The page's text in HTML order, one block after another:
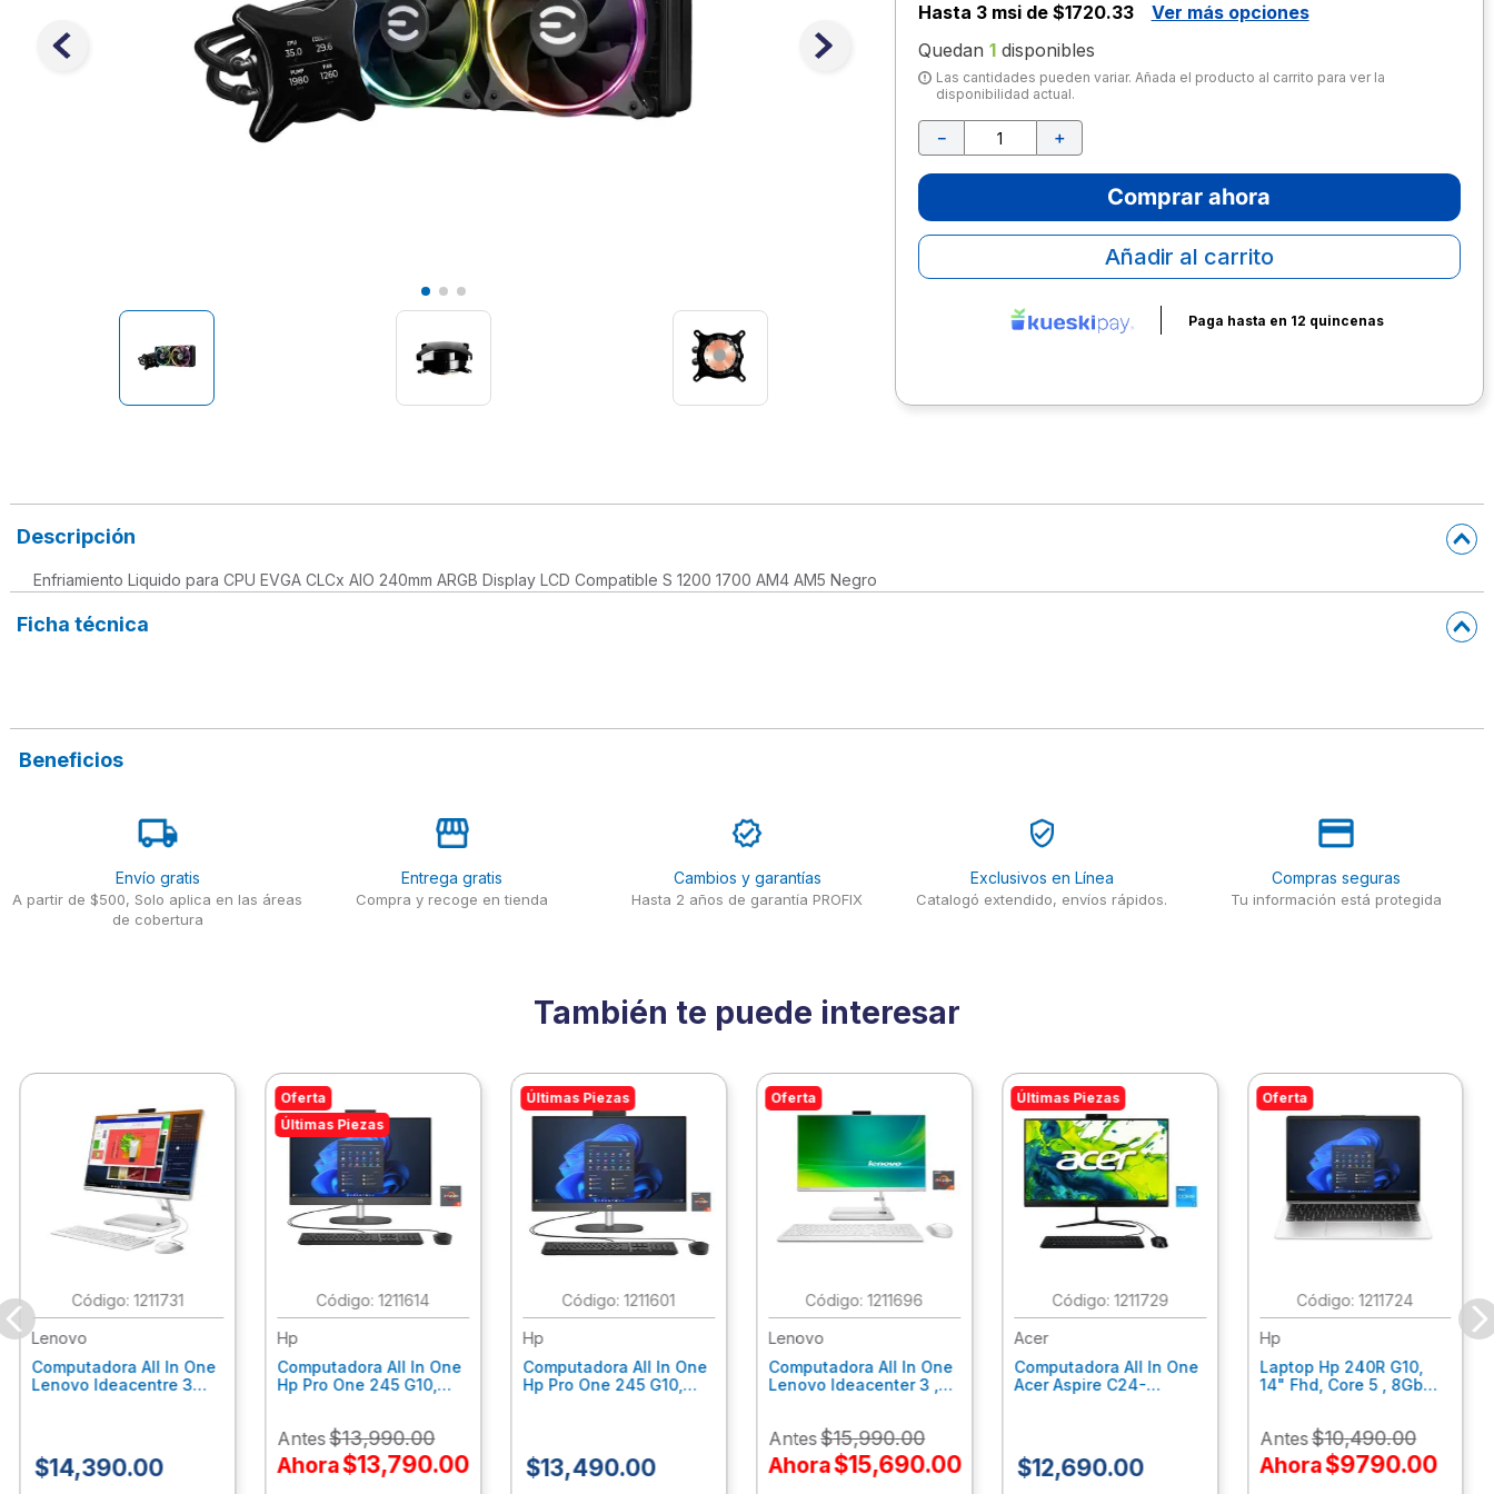
Hasta 3 msi de $1720.33
Ver más opciones
Quedan 1disponibles
Las cantidades pueden variar. Añada el producto al carrito para ver la
disponibilidad actual.
＋
－
Comprar ahora
Añadir al carrito
Paga hasta en 12 quincenas
Descripción
Enfriamiento Liquido para CPU EVGA CLCx AIO 240mm ARGB Display LCD Compatible S 1200 1700 AM4 AM5 Negro
Ficha técnica
Beneficios
Envío gratis
A partir de $500, Solo aplica en las áreas
de cobertura
Entrega gratis
Compra y recoge en tienda
Cambios y garantías
Hasta 2 años de garantía PROFIX
Exclusivos en Línea
Catalogó extendido, envíos rápidos.
Compras seguras
Tu información está protegida
También te puede interesar
:1211731
Lenovo
Computadora All In One
Lenovo Ideacentre 3
F0G1014Ald
$14,390.00
Oferta
Últimas Piezas
:1211614
Hp
Computadora All In One
Hp Pro One 245 G10,
Fhd, Win11Home
9P7K6La
Antes$13,990.00
Ahora$13,790.00
Últimas Piezas
:1211601
Hp
Computadora All In One
Hp Pro One 245 G10,
9P7K5La
$13,490.00
Oferta
:1211696
Lenovo
Computadora All In One
Lenovo Ideacenter 3 ,
Fhd, Win11 Home
F0G1014Nld
Antes$15,990.00
Ahora$15,690.00
Últimas Piezas
: 1211729
Acer
Computadora All In One
Acer Aspire C24-
Dq.Bmjal.002
$12,690.00
Oferta
:1211724
Hp
Laptop Hp 240R G10,
14" Fhd, Core 5 , 8Gb
Antes$10,490.00
Ahora$9790.00
10. lapiz